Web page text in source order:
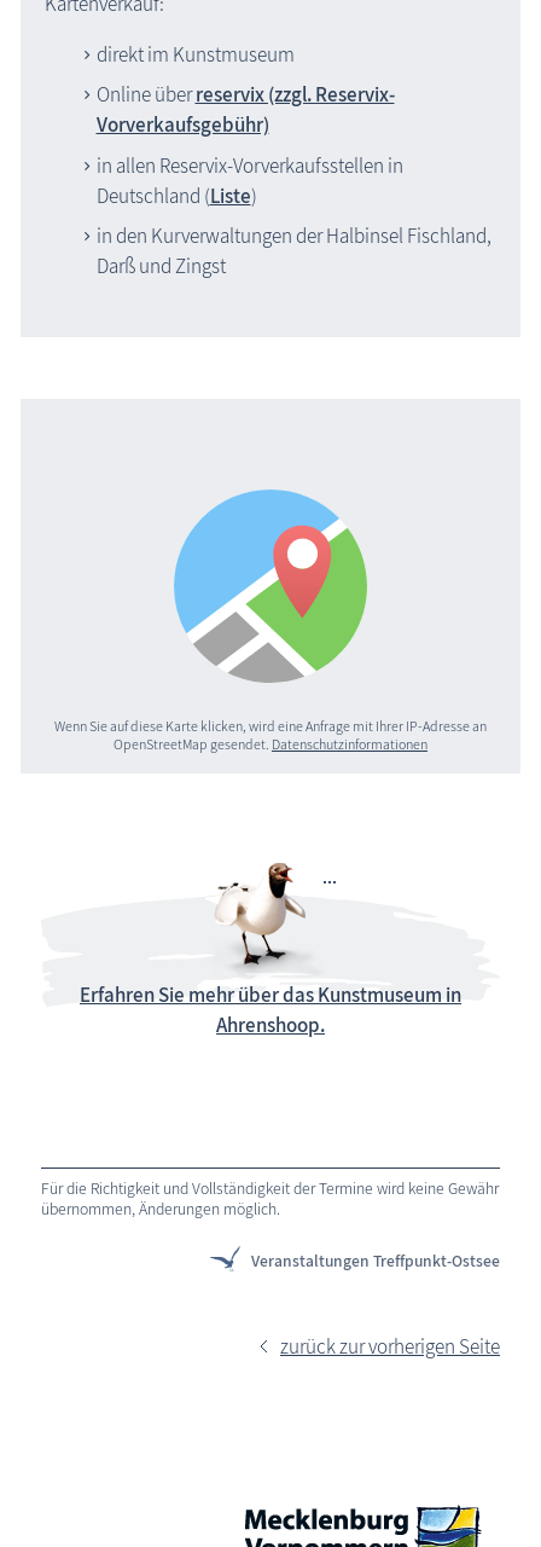
direkt im Kunstmuseum
Online über reservix (zzgl. Reservix-
Vorverkaufsgebühr)
in allen Reservix-Vorverkaufsstellen in
Deutschland (Liste)
in den Kurverwaltungen der Halbinsel Fischland,
Darß und Zingst
Wenn Sie auf diese Karte klicken, wird eine Anfrage mit Ihrer IP-Adresse an
OpenStreetMap gesendet. Datenschutzinformationen
Erfahren Sie mehr über das Kunstmuseum in
Ahrenshoop.
Für die Richtigkeit und Vollständigkeit der Termine wird keine Gewähr
übernommen, Änderungen möglich.
Veranstaltungen Treffpunkt-Ostsee
zurück zur vorherigen Seite